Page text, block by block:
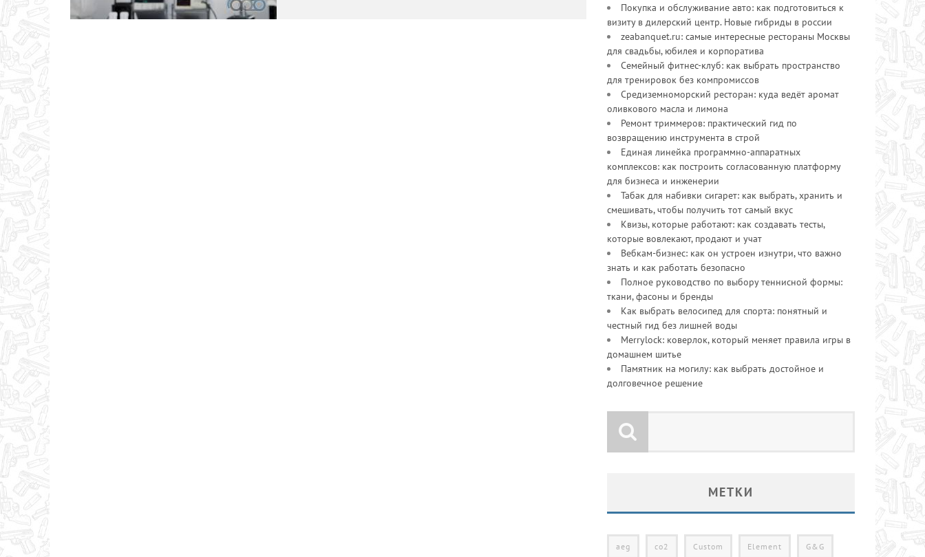
Покупка и обслуживание авто: как подготовиться к
визиту в дилерский центр. Новые гибриды в россии
zeabanquet.ru: самые интересные рестораны Москвы
для свадьбы, юбилея и корпоратива
Семейный фитнес-клуб: как выбрать пространство
для тренировок без компромиссов
Средиземноморский ресторан: куда ведёт аромат
оливкового масла и лимона
Ремонт триммеров: практический гид по
возвращению инструмента в строй
Единая линейка программно-аппаратных
комплексов: как построить согласованную платформу
для бизнеса и инженерии
Табак для набивки сигарет: как выбрать, хранить и
смешивать, чтобы получить тот самый вкус
Квизы, которые работают: как создавать тесты,
которые вовлекают, продают и учат
Вебкам-бизнес: как он устроен изнутри, что важно
знать и как работать безопасно
Полное руководство по выбору теннисной формы:
ткани, фасоны и бренды
Как выбрать велосипед для спорта: понятный и
честный гид без лишней воды
Merrylock: коверлок, который меняет правила игры в
домашнем шитье
Памятник на могилу: как выбрать достойное и
долговечное решение
МЕТКИ
aeg co2 Custom Element G&G